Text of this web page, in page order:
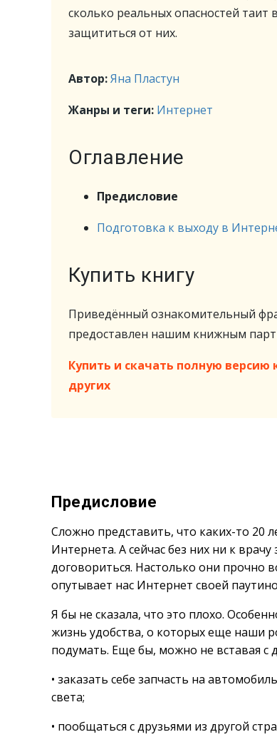
сколько реальных опасностей таит
защититься от них.
Автор:Яна Пластун
Жанры и теги: Интернет
Оглавление
Предисловие
Подготовка к выходу в
Купить книгу
Приведённый ознакомительный
предоставлен нашим книжным
Купить и скачать полную версию
других
Предисловие
Сложно представить, что каких-то 20
Интернета. А сейчас без них ни к
договориться. Настолько они
опутывает нас Интернет своей
Я бы не сказала, что это плохо.
жизнь удобства, о которых еще наши
подумать. Еще бы, можно не вставая с
• заказать себе запчасть на
света;
• пообщаться с друзьями из другой